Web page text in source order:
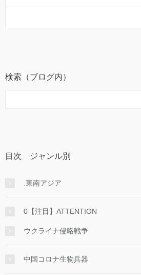
検索（ブログ内）
目次 ジャンル別
.東南アジア
0【注目】ATTENTION
ウクライナ侵略戦争
中国コロナ生物兵器